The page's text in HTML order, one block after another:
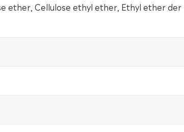
ether, Cellulose ethyl ether, Ethyl ether der